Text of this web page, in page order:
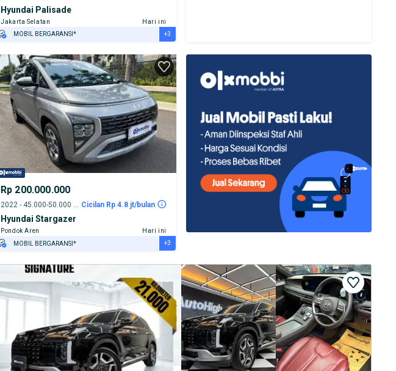
Hyundai Palisade
Jakarta Selatan
Hari ini
MOBIL BERGARANSI*
TEST DRIVE DARI RUMAH
GRATIS BIAYA JASA PERAWATAN*
+3
Rp 200.000.000
Cicilan Rp 4.8 jt/bulan
Hyundai Stargazer
Pondok Aren
Hari ini
MOBIL BERGARANSI*
TEST DRIVE DARI RUMAH
GRATIS BIAYA JASA PERAWATAN*
+3